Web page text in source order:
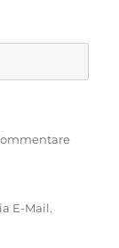
E-Mail.